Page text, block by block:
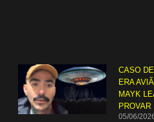
CASO
ERA
MAYK
PROVAR
05/06/